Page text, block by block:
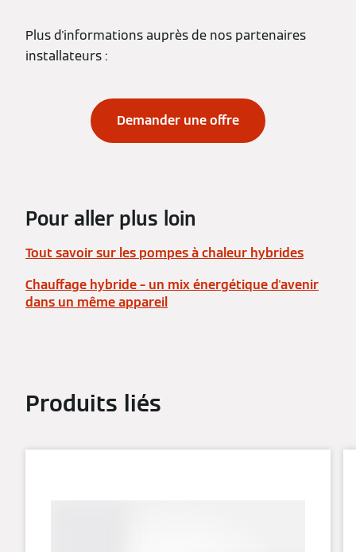
Plus d'informations auprès de nos partenaires
installateurs :
Demander une offre
Pour aller plus loin
Tout savoir sur les pompes à chaleur hybrides
Chauffage hybride – un mix énergétique d'avenir
dans un même appareil
Produits liés